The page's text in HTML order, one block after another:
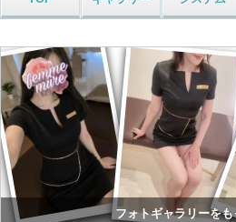
フォトギャラリーをも